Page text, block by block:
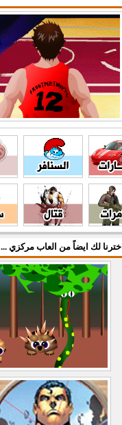
اخترنا لك ايضاً من العاب مركزي ...